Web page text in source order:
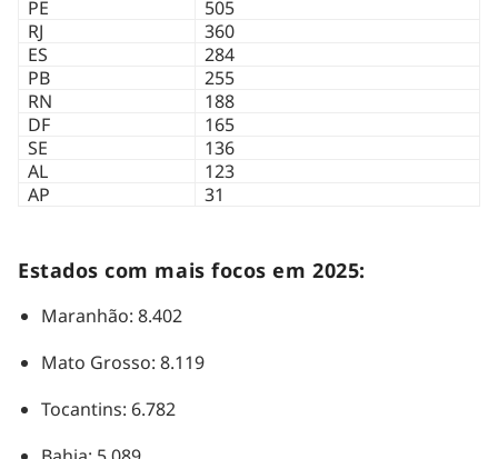
PE
505
RJ
360
ES
284
PB
255
RN
188
DF
165
SE
136
AL
123
AP
31
Estados com mais focos em 2025:
Maranhão: 8.402
Mato Grosso: 8.119
Tocantins: 6.782